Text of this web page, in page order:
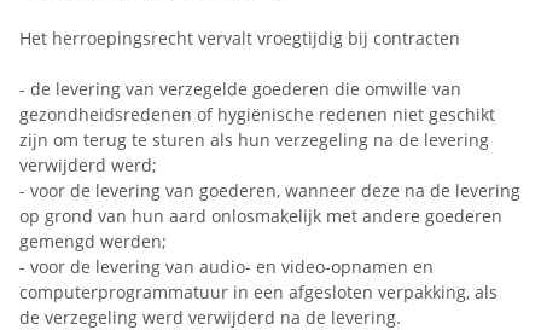
Het herroepingsrecht vervalt vroegtijdig bij contracten
- de levering van verzegelde goederen die omwille van
gezondheidsredenen of hygiënische redenen niet geschikt
zijn om terug te sturen als hun verzegeling na de levering
verwijderd werd;
- voor de levering van goederen, wanneer deze na de levering
op grond van hun aard onlosmakelijk met andere goederen
gemengd werden;
- voor de levering van audio- en video-opnamen en
computerprogrammatuur in een afgesloten verpakking, als
de verzegeling werd verwijderd na de levering.